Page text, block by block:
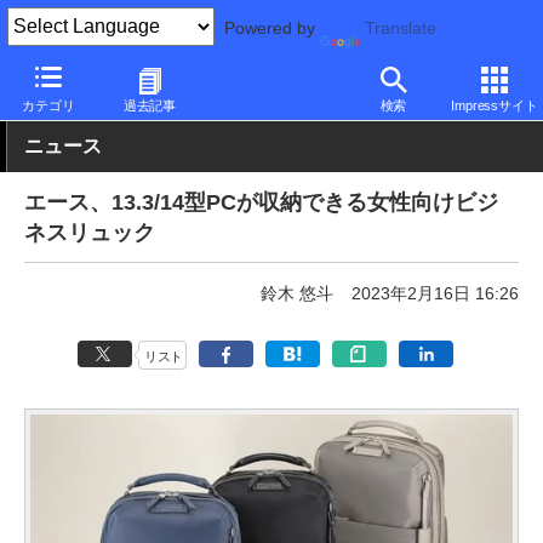
Powered by Translate
カテゴリ 過去記事 検索 Impressサイト
PC Watch 半導体/周辺機器
ニュース
エース、13.3/14型PCが収納できる女性向けビジ
ネスリュック
鈴木 悠斗 2023年2月16日 16:26
リスト